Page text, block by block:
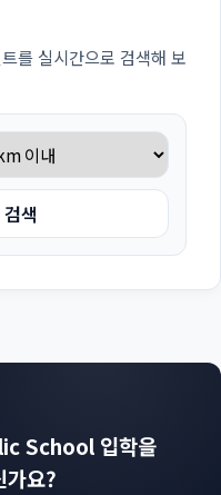
를 실시간으로 검색해 보
색
School 입학을
가요?